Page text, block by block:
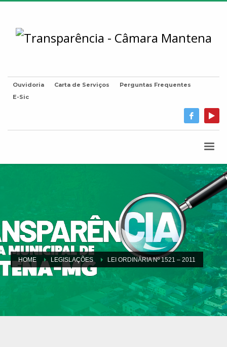
Ouvidoria Carta de Serviços
Perguntas Frequentes
E-Sic
HOME LEGISLAÇÕES LEI ORDINÁRIA Nº 1521 – 2011